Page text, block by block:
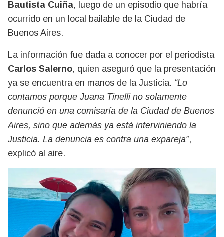
Bautista Cuiña, luego de un episodio que habría
ocurrido en un local bailable de la Ciudad de
Buenos Aires.
La información fue dada a conocer por el periodista
Carlos Salerno, quien aseguró que la presentación
ya se encuentra en manos de la Justicia. “Lo
contamos porque Juana Tinelli no solamente
denunció en una comisaría de la Ciudad de Buenos
Aires, sino que además ya está interviniendo la
Justicia. La denuncia es contra una expareja”,
explicó al aire.